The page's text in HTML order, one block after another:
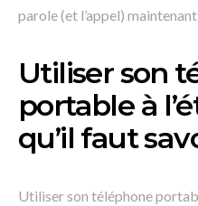
parole (et l’appel)
Utiliser son
portable à
qu’il faut
Utiliser son téléphone